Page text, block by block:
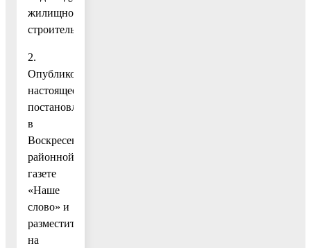
жилищного
строительства».
2.
Опубликовать
настоящее
постановление
в
Воскресенской
районной
газете
«Наше
слово» и
разместить
на